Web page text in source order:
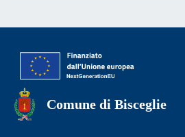
Comune di Bisceglie